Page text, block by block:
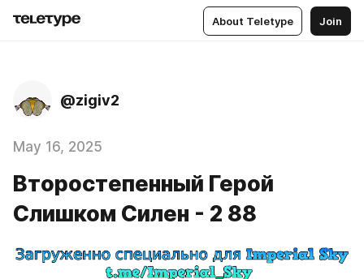
About Teletype Join
@zigiv2
May 16, 2025
Второстепенный Герой
Слишком Силен - 2 88